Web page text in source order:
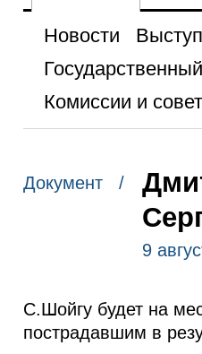
Новости
Комиссии и
Документ /
9
С.Шойгу будет на
пострадавшим в